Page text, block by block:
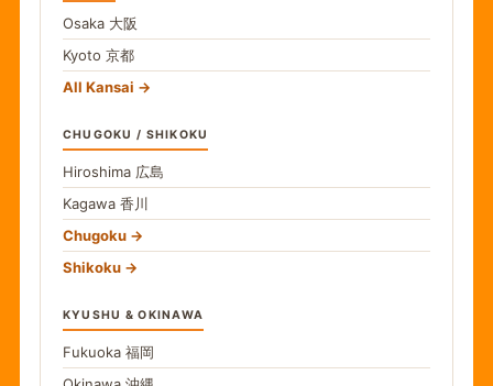
Osaka 大阪
Kyoto 京都
All Kansai
CHUGOKU / SHIKOKU
Hiroshima 広島
Kagawa 香川
Chugoku
Shikoku
KYUSHU & OKINAWA
Fukuoka 福岡